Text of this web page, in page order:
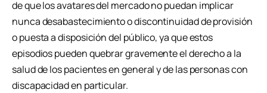
de que los avatares del mercado no puedan implicar
nunca desabastecimiento o discontinuidad de provisión
o puesta a disposición del público, ya que estos
episodios pueden quebrar gravemente el derecho a la
salud de los pacientes en general y de las personas con
discapacidad en particular.